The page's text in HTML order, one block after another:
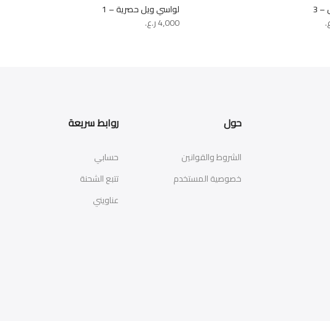
3
لواسي ويل حصرية – 1
4,000ر.ع.
حول
الشروط والقوانين
خصوصية المستخدم
روابط سريعة
حسابي
تتبع الشحنة
عناويني